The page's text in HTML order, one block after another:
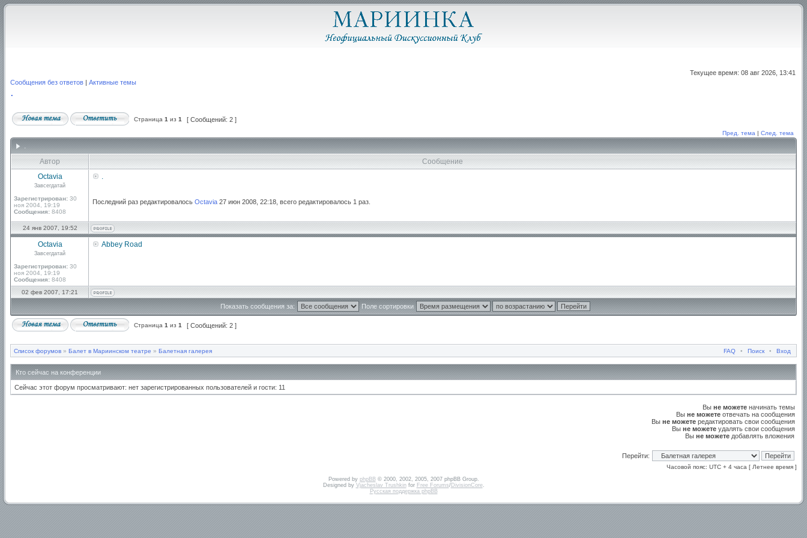
Текущее время: 08 авг 2026, 13:41
Сообщения без ответов | Активные темы
.
Страница 1 из 1 [ Сообщений: 2 ]
Пред. тема | След. тема
.
Автор
Сообщение
Octavia
Завсегдатай
Зарегистрирован: 30
ноя 2004, 19:19
Сообщения: 8408
.
Последний раз редактировалось Octavia 27 июн 2008, 22:18, всего редактировалось 1 раз.
24 янв 2007, 19:52
Octavia
Завсегдатай
Зарегистрирован: 30
ноя 2004, 19:19
Сообщения: 8408
Abbey Road
02 фев 2007, 17:21
Показать сообщения за: Поле сортировки
Страница 1 из 1 [ Сообщений: 2 ]
Список форумов » Балет в Мариинском театре » Балетная галерея FAQ • Поиск • Вход
Кто сейчас на конференции
Сейчас этот форум просматривают: нет зарегистрированных пользователей и гости: 11
Вы не можете начинать темы
Вы не можете отвечать на сообщения
Вы не можете редактировать свои сообщения
Вы не можете удалять свои сообщения
Вы не можете добавлять вложения
Перейти:
Часовой пояс: UTC + 4 часа [ Летнее время ]
Powered by phpBB© 2000, 2002, 2005, 2007 phpBB Group.
Designed by Vjacheslav Trushkinfor Free Forums/DivisionCore.
Русская поддержка phpBB